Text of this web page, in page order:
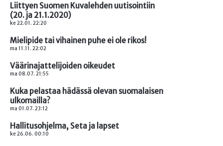
Liittyen Suomen Kuvalehden uutisointiin
(20. ja 21.1.2020)
ke 22.01. 22:20
Mielipide tai vihainen puhe ei ole rikos!
ma 11.11. 22:02
Väärinajattelijoiden oikeudet
ma 08.07. 21:55
Kuka pelastaa hädässä olevan suomalaisen
ulkomailla?
ma 01.07. 23:12
Hallitusohjelma, Seta ja lapset
ke 26.06. 00:10